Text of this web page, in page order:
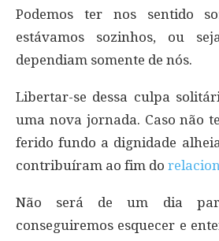
Podemos ter nos sentido
estávamos sozinhos, ou
dependiam somente de nós.
Libertar-se dessa culpa
uma nova jornada. Caso não
ferido fundo a dignidade
contribuíram ao fim do
Não será de um dia
conseguiremos esquecer e